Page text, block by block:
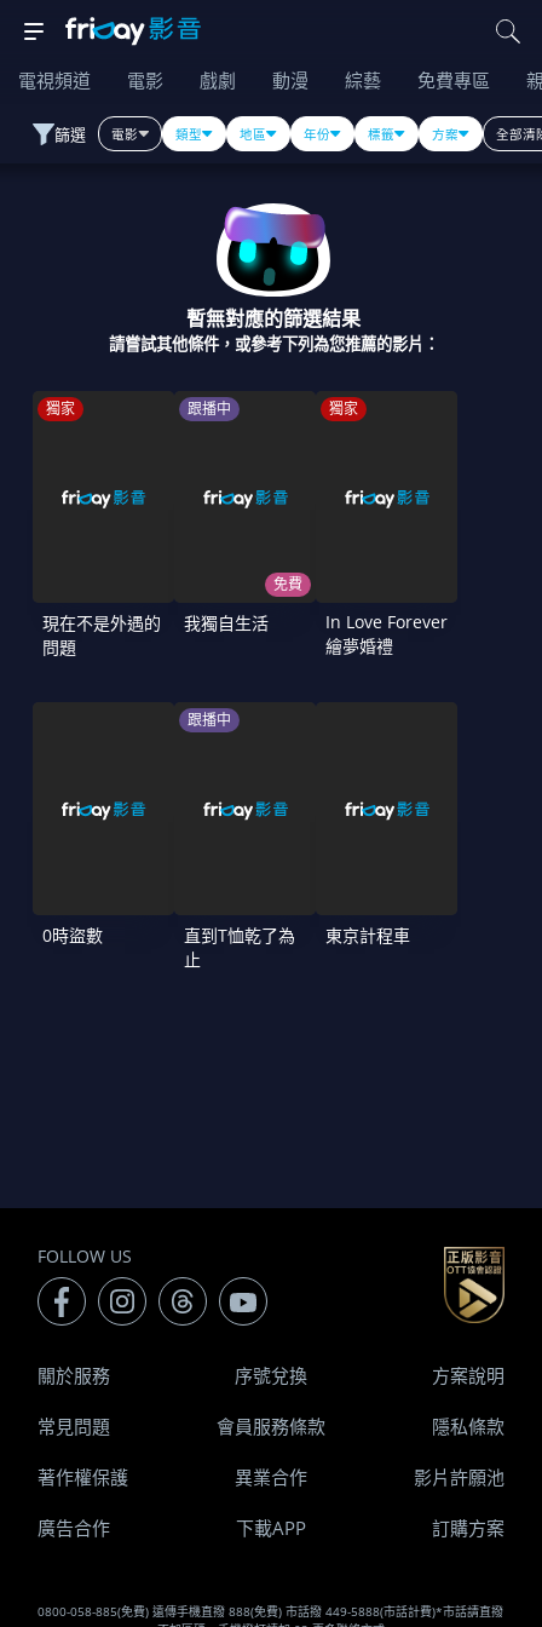
電視頻道 電影 戲劇 動漫 綜藝 免費專區
篩選 電影 類型 地區 年份 標籤 方案 全部清
暫無對應的篩選結果
請嘗試其他條件，或參考下列為您推薦的影片：
獨家
現在不是外遇的
問題
跟播中
免費
我獨自生活
獨家
In Love Forever
繪夢婚禮
0時盜數
跟播中
直到T恤乾了為
止
東京計程車
FOLLOW US
0800-058-885(免費) 遠傳手機直撥 888(免費) 市話撥 449-5888(市話計費)*市話請直撥
關於服務 序號兌換 方案說明
常見問題 會員服務條款 隱私條款
著作權保護 異業合作 影片許願池
廣告合作 下載APP 訂購方案